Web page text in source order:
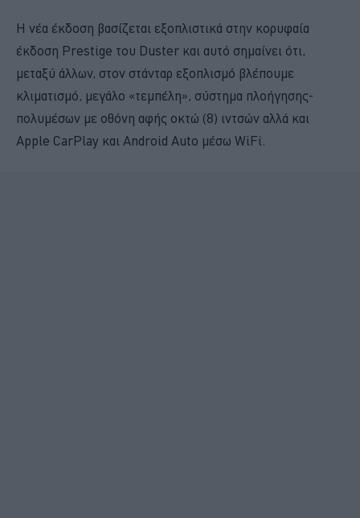
Η νέα έκδοση βασίζεται εξοπλιστικά στην κορυφαία
έκδοση Prestige του Duster και αυτό σημαίνει ότι,
μεταξύ άλλων, στον στάνταρ εξοπλισμό βλέπουμε
κλιματισμό, μεγάλο «τεμπέλη», σύστημα πλοήγησης-
πολυμέσων με οθόνη αφής οκτώ (8) ιντσών αλλά και
Apple CarPlay και Android Auto μέσω WiFi.